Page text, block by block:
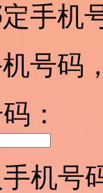
手机
号码
：
机号